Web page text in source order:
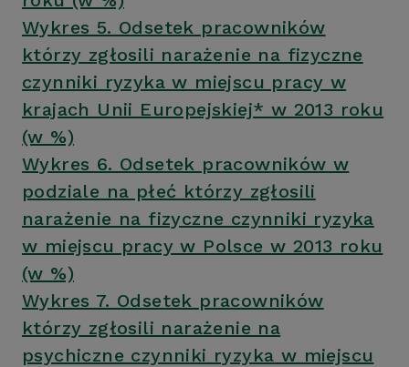
Wykres 5. Odsetek pracowników
którzy zgłosili narażenie na fizyczne
czynniki ryzyka w miejscu pracy w
krajach Unii Europejskiej* w 2013 roku
(w %)
Wykres 6. Odsetek pracowników w
podziale na płeć którzy zgłosili
narażenie na fizyczne czynniki ryzyka
w miejscu pracy w Polsce w 2013 roku
(w %)
Wykres 7. Odsetek pracowników
którzy zgłosili narażenie na
psychiczne czynniki ryzyka w miejscu